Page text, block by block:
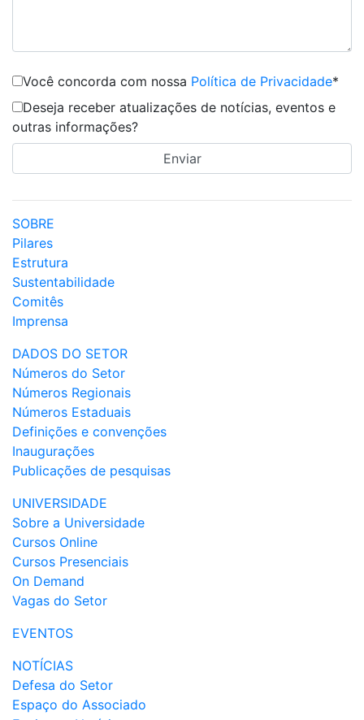
Você concorda com nossa Política de Privacidade*
Deseja receber atualizações de notícias, eventos e
outras informações?
SOBRE
Pilares
Estrutura
Sustentabilidade
Comitês
Imprensa
DADOS DO SETOR
Números do Setor
Números Regionais
Números Estaduais
Definições e convenções
Inaugurações
Publicações de pesquisas
UNIVERSIDADE
Sobre a Universidade
Cursos Online
Cursos Presenciais
On Demand
Vagas do Setor
EVENTOS
NOTÍCIAS
Defesa do Setor
Espaço do Associado